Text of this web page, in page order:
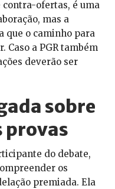
contra-ofertas, é uma
mas a
que o caminho para
Caso a PGR também
deverão ser
sobre
provas
do debate,
os
premiada. Ela